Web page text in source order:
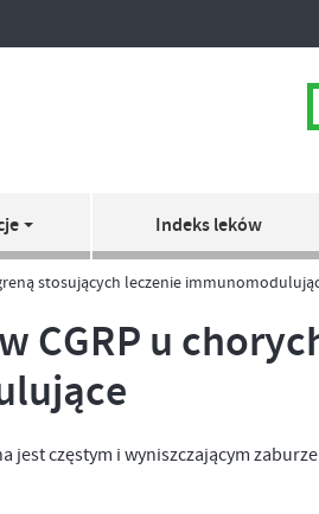
Indeks leków
stosujących leczenie
CGRP u
częstym i wyniszczającym